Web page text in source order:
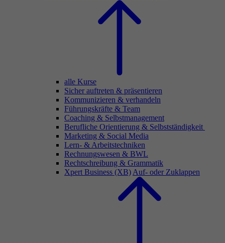
alle Kurse
Sicher auftreten & präsentieren
Kommunizieren & verhandeln
Führungskräfte & Team
Coaching & Selbstmanagement
Berufliche Orientierung & Selbstständigkeit
Marketing & Social Media
Lern- & Arbeitstechniken
Rechnungswesen & BWL
Rechtschreibung & Grammatik
Xpert Business (XB) Auf- oder Zuklappen